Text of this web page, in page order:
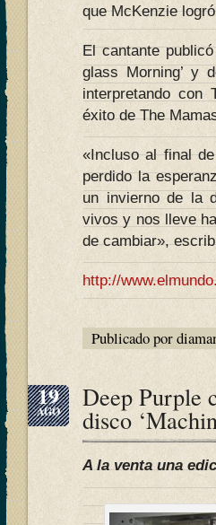
que McKenzie
El cantante
glass Morning’ y
interpretando con
éxito de The
«Incluso al final
perdido la
un invierno de la
vivos y nos lleve
de cambiar»,
http://
Publicado por
19
AGO Deep Purple
disco
A la venta una